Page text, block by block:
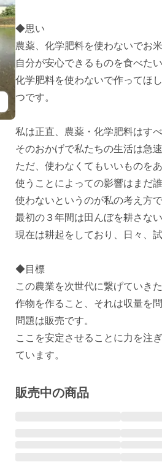
◆思い
農薬、化学肥料を使わないでお
自分が安心できるものを食べた
化学肥料を使わないで作ってほ
つです。
私は正直、農薬・化学肥料はす
そのおかげで私たちの生活は急
ただ、使わなくてもいいものを
使うことによっての影響はまだ
使わないというのが私の考え方で
最初の３年間は田んぼを耕さな
現在は耕起をしており、日々、
◆目標
この農業を次世代に繋げていき
作物を作ること、それは収量を
問題は販売です。
ここを安定させることに力を注
ています。
販売中の商品